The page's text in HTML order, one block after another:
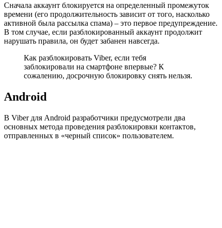
Сначала аккаунт блокируется на определенный промежуток
времени (его продолжительность зависит от того, насколько
активной была рассылка спама) – это первое предупреждение.
В том случае, если разблокированный аккаунт продолжит
нарушать правила, он будет забанен навсегда.
Как разблокировать Viber, если тебя
заблокировали на смартфоне впервые? К
сожалению, досрочную блокировку снять нельзя.
Android
В Viber для Android разработчики предусмотрели два
основных метода проведения разблокировки контактов,
отправленных в «черный список» пользователем.